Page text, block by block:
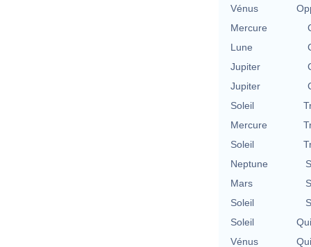
Vénus
Mercure
Lune
Jupiter
Jupiter
Soleil
Mercure
Soleil
Neptune
Mars
Soleil
Soleil
Vénus